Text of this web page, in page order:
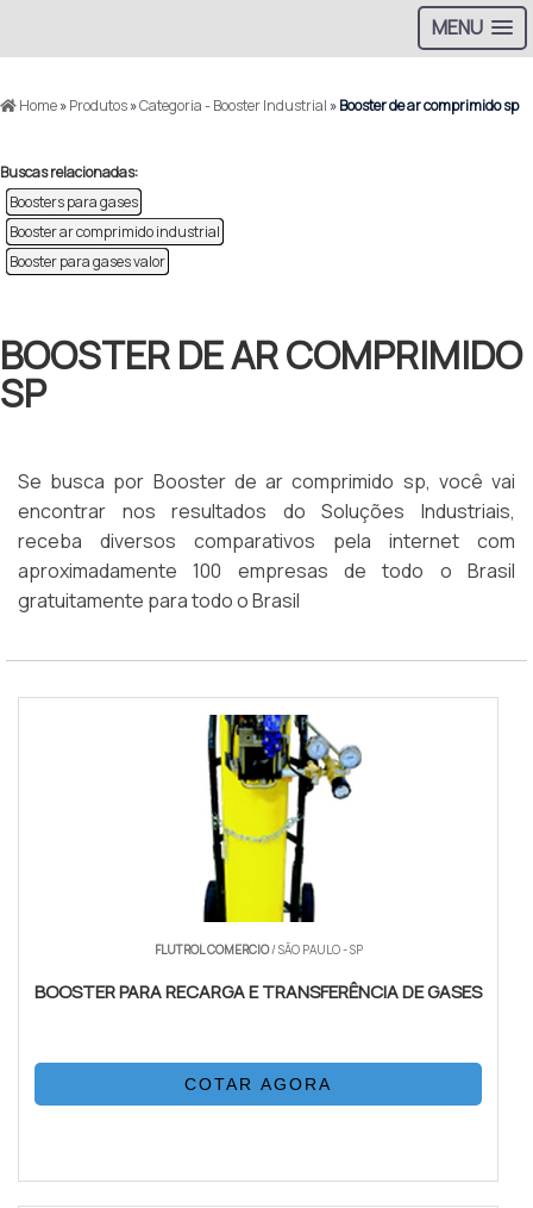
MENU
Home»Produtos»Categoria - Booster Industrial »Booster de ar comprimido sp
Buscas relacionadas:
Boosters para gases
Booster ar comprimido industrial
Booster para gases valor
BOOSTER DE AR COMPRIMIDO
SP
Se busca por Booster de ar comprimido sp, você vai
encontrar nos resultados do Soluções Industriais,
receba diversos comparativos pela internet com
aproximadamente 100 empresas de todo o Brasil
gratuitamente para todo o Brasil
FLUTROL COMERCIO/ SÃO PAULO - SP
BOOSTER PARA RECARGA E TRANSFERÊNCIA DE GASES
COTAR AGORA